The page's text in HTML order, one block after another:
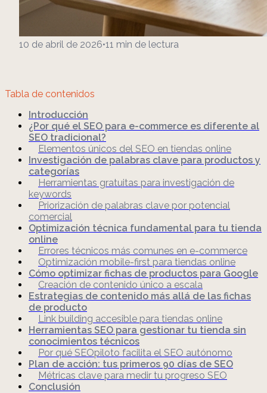
10 de abril de 2026•11 min de lectura
Tabla de contenidos
Introducción
¿Por qué el SEO para e-commerce es diferente al
SEO tradicional?
Elementos únicos del SEO en tiendas online
Investigación de palabras clave para productos y
categorías
Herramientas gratuitas para investigación de
keywords
Priorización de palabras clave por potencial
comercial
Optimización técnica fundamental para tu tienda
online
Errores técnicos más comunes en e-commerce
Optimización mobile-first para tiendas online
Cómo optimizar fichas de productos para Google
Creación de contenido único a escala
Estrategias de contenido más allá de las fichas
de producto
Link building accesible para tiendas online
Herramientas SEO para gestionar tu tienda sin
conocimientos técnicos
Por qué SEOpiloto facilita el SEO autónomo
Plan de acción: tus primeros 90 días de SEO
Métricas clave para medir tu progreso SEO
Conclusión